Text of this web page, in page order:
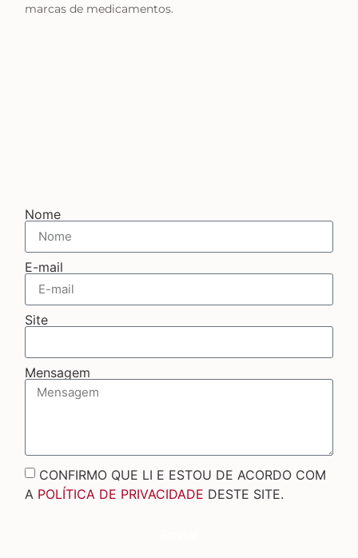
marcas de medicamentos.
Nome
E-mail
Site
Mensagem
CONFIRMO QUE LI E ESTOU DE ACORDO COM
A POLÍTICA DE PRIVACIDADE DESTE SITE.